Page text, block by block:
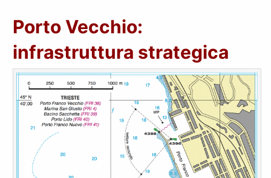
Porto Vecchio:
infrastruttura strategica